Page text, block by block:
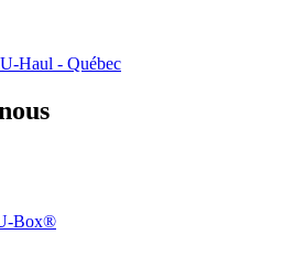
U-Haul - Québec
Box®